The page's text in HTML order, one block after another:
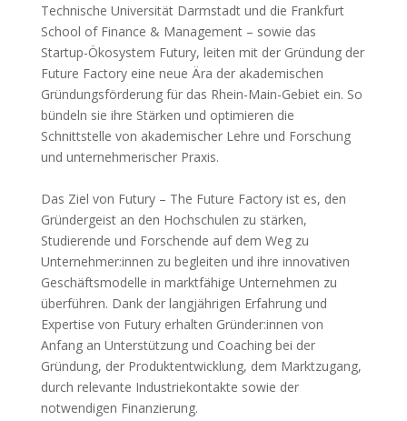
Technische Universität Darmstadt und die Frankfurt
School of Finance & Management – sowie das
Startup-Ökosystem Futury, leiten mit der Gründung der
Future Factory eine neue Ära der akademischen
Gründungsförderung für das Rhein-Main-Gebiet ein. So
bündeln sie ihre Stärken und optimieren die
Schnittstelle von akademischer Lehre und Forschung
und unternehmerischer Praxis.
Das Ziel von Futury – The Future Factory ist es, den
Gründergeist an den Hochschulen zu stärken,
Studierende und Forschende auf dem Weg zu
Unternehmer:innen zu begleiten und ihre innovativen
Geschäftsmodelle in marktfähige Unternehmen zu
überführen. Dank der langjährigen Erfahrung und
Expertise von Futury erhalten Gründer:innen von
Anfang an Unterstützung und Coaching bei der
Gründung, der Produktentwicklung, dem Marktzugang,
durch relevante Industriekontakte sowie der
notwendigen Finanzierung.